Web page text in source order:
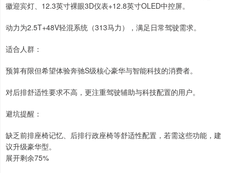
徽迎宾灯、12.3英寸裸眼3D仪表+12.8英寸OLED中控屏。
动力为2.5T+48V轻混系统（313马力），满足日常驾驶需求。
适合人群：
预算有限但希望体验奔驰S级核心豪华与智能科技的消费者。
对后排舒适性要求不高，更注重驾驶辅助与科技配置的用户。
避坑提醒：
缺乏前排座椅记忆、后排行政座椅等舒适性配置，若需这些功能，建
议升级豪华型。
展开剩余75%